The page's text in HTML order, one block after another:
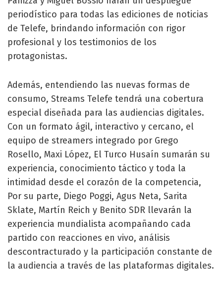
periodístico para todas las ediciones de noticias
de Telefe, brindando información con rigor
profesional y los testimonios de los
protagonistas.
Además, entendiendo las nuevas formas de
consumo, Streams Telefe tendrá una cobertura
especial diseñada para las audiencias digitales.
Con un formato ágil, interactivo y cercano, el
equipo de streamers integrado por Grego
Rosello, Maxi López, El Turco Husaín sumarán su
experiencia, conocimiento táctico y toda la
intimidad desde el corazón de la competencia,
Por su parte, Diego Poggi, Agus Neta, Sarita
Sklate, Martín Reich y Benito SDR llevarán la
experiencia mundialista acompañando cada
partido con reacciones en vivo, análisis
descontracturado y la participación constante de
la audiencia a través de las plataformas digitales.